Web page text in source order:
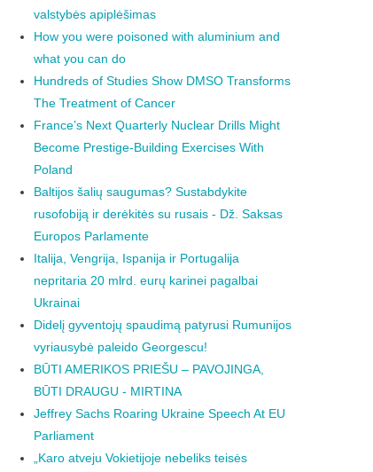
valstybės apiplėšimas
How you were poisoned with aluminium and
what you can do
Hundreds of Studies Show DMSO Transforms
The Treatment of Cancer
France’s Next Quarterly Nuclear Drills Might
Become Prestige-Building Exercises With
Poland
Baltijos šalių saugumas? Sustabdykite
rusofobiją ir derėkitės su rusais - Dž. Saksas
Europos Parlamente
Italija, Vengrija, Ispanija ir Portugalija
nepritaria 20 mlrd. eurų karinei pagalbai
Ukrainai
Didelį gyventojų spaudimą patyrusi Rumunijos
vyriausybė paleido Georgescu!
BŪTI AMERIKOS PRIEŠU – PAVOJINGA,
BŪTI DRAUGU - MIRTINA
Jeffrey Sachs Roaring Ukraine Speech At EU
Parliament
„Karo atveju Vokietijoje nebeliks teisės